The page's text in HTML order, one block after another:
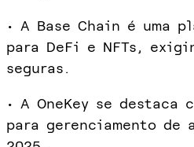
• A Base Chain é uma
para DeFi e NFTs,
seguras.
• A OneKey se destaca
para gerenciamento de